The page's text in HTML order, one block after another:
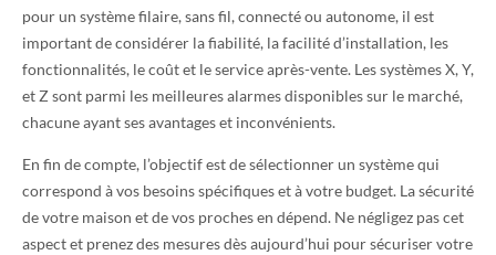
pour un système filaire, sans fil, connecté ou autonome, il est
important de considérer la fiabilité, la facilité d’installation, les
fonctionnalités, le coût et le service après-vente. Les systèmes X, Y,
et Z sont parmi les meilleures alarmes disponibles sur le marché,
chacune ayant ses avantages et inconvénients.
En fin de compte, l’objectif est de sélectionner un système qui
correspond à vos besoins spécifiques et à votre budget. La sécurité
de votre maison et de vos proches en dépend. Ne négligez pas cet
aspect et prenez des mesures dès aujourd’hui pour sécuriser votre